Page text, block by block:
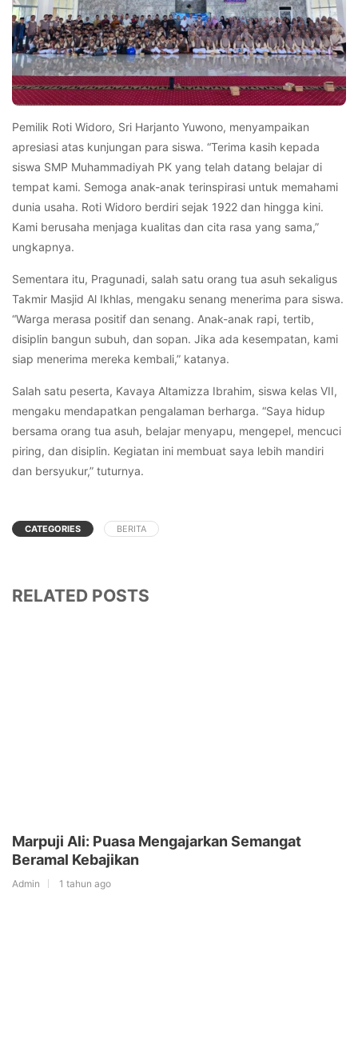
Pemilik Roti Widoro, Sri Harjanto Yuwono, menyampaikan
apresiasi atas kunjungan para siswa. “Terima kasih kepada
siswa SMP Muhammadiyah PK yang telah datang belajar di
tempat kami. Semoga anak-anak terinspirasi untuk memahami
dunia usaha. Roti Widoro berdiri sejak 1922 dan hingga kini.
Kami berusaha menjaga kualitas dan cita rasa yang sama,”
ungkapnya.
Sementara itu, Pragunadi, salah satu orang tua asuh sekaligus
Takmir Masjid Al Ikhlas, mengaku senang menerima para siswa.
“Warga merasa positif dan senang. Anak-anak rapi, tertib,
disiplin bangun subuh, dan sopan. Jika ada kesempatan, kami
siap menerima mereka kembali,” katanya.
Salah satu peserta, Kavaya Altamizza Ibrahim, siswa kelas VII,
mengaku mendapatkan pengalaman berharga. “Saya hidup
bersama orang tua asuh, belajar menyapu, mengepel, mencuci
piring, dan disiplin. Kegiatan ini membuat saya lebih mandiri
dan bersyukur,” tuturnya.
CATEGORIES BERITA
RELATED POSTS
Marpuji Ali: Puasa Mengajarkan Semangat
Beramal Kebajikan
Admin 1 tahun ago